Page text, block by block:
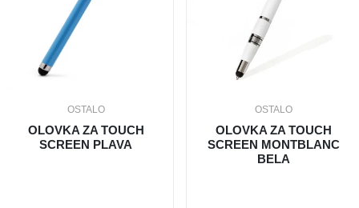
OSTALO
OLOVKA ZA TOUCH
SCREEN PLAVA
OSTALO
OLOVKA ZA TOUCH
SCREEN MONTBLANC
BELA